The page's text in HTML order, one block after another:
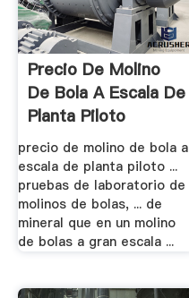
Precio De Molino
De Bola A Escala De
Planta Piloto
precio de molino de bola a
escala de planta piloto ...
pruebas de laboratorio de
molinos de bolas, ... de
mineral que en un molino
de bolas a gran escala ...